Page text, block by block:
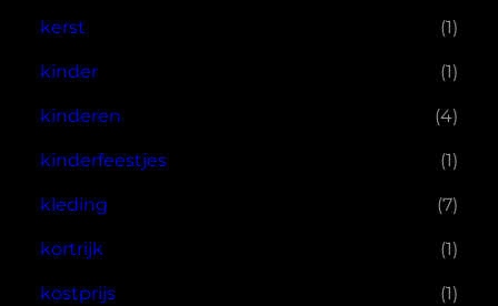
kerst (1)
kinder (1)
kinderen (4)
kinderfeestjes (1)
kleding (7)
kortrijk (1)
kostprijs (1)